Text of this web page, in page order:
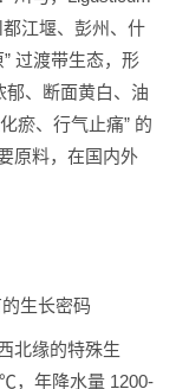
江堰、彭州、什
过渡带生态，形
郁、断面黄白、油
瘀、行气止痛” 的
原料，在国内外
生长密码
北缘的特殊生
，年降水量 1200-